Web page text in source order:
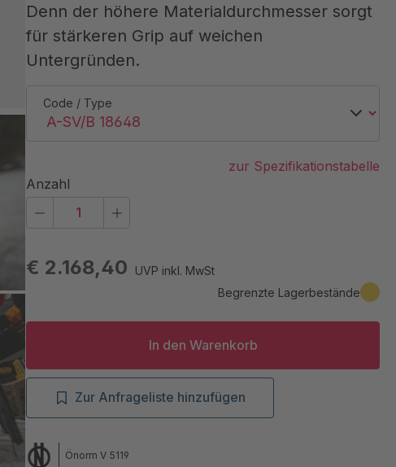
Denn der höhere Materialdurchmesser sorgt
für stärkeren Grip auf weichen
Untergründen.
€ 2.168,40
UVP inkl. MwSt
Begrenzte Lagerbestände
Code / Type
zur Spezifikationstabelle
Anzahl
In den Warenkorb
Zur Anfrageliste hinzufügen
Önorm V 5119